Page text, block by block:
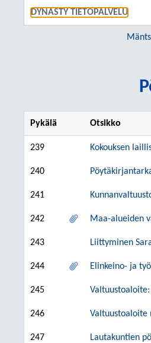
DYNASTY TIETOPALVELU
Pykälä Otsikko
239 Kokouksen
240
241
242 Maa-alueiden
243 Liittyminen
244 Elinkeino- ja
245
246 Valtuustoaloite
247 Lautakuntien